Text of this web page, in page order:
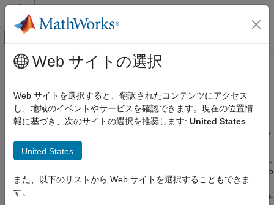
コンテンツへスキップ
オフキャンバス ナビゲーション メ
ドキュメンテーションのホーム
ソフトウェア開発
カテゴリ
プロジェクト
ソフトウェアの共有と配布
ツールボックスのドキュメント化と統合
メインコンテンツ
継続的インテグレーション (CI)
オンプレミスとクラウド内の CI プラットフォームを使用し、ソ
フトウェアを継続的に開発および統合する
は、さまざまな継続的インテグレーション (CI) プラッ
トフォームを使用したソフトウェア開発をサポートしています。
たとえば、Jenkins
を使用してプロジェクトを自動的にビルドし
てテストし、プロジェクトに異なるオペレーティング システムや
MATLAB リリースとの互換性があることを確認して、テスト ア
ーティファクトおよびカバレッジ アーティファクトを生成してチ
Web サイトの選択
Web サイトを選択すると、翻訳されたコンテンツにアクセス
し、地域のイベントやサービスを確認できます。現在の位置情
報に基づき、次のサイトの選択を推奨します: United States
United States
また、以下のリストから Web サイトを選択することもできま
す。